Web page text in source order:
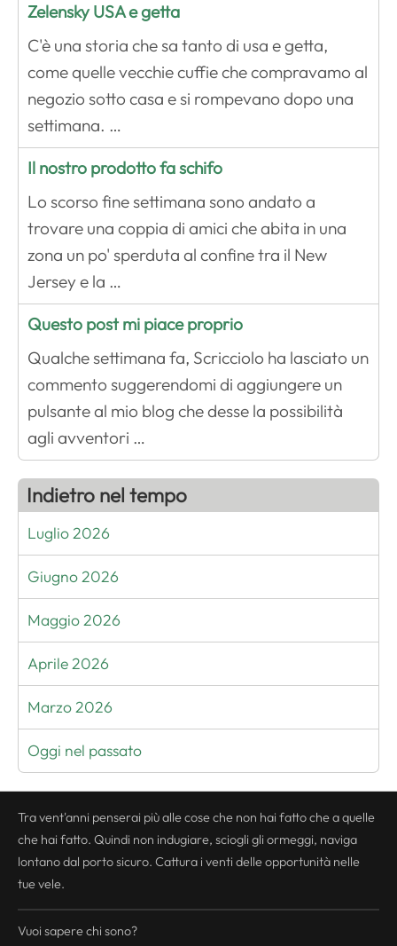
Zelensky USA e getta
C'è una storia che sa tanto di usa e getta,
come quelle vecchie cuffie che compravamo al
negozio sotto casa e si rompevano dopo una
settimana. …
Il nostro prodotto fa schifo
Lo scorso fine settimana sono andato a
trovare una coppia di amici che abita in una
zona un po' sperduta al confine tra il New
Jersey e la …
Questo post mi piace proprio
Qualche settimana fa, Scricciolo ha lasciato un
commento suggerendomi di aggiungere un
pulsante al mio blog che desse la possibilità
agli avventori …
Indietro nel tempo
Luglio 2026
Giugno 2026
Maggio 2026
Aprile 2026
Marzo 2026
Oggi nel passato
Tra vent'anni penserai più alle cose che non hai fatto che a quelle
che hai fatto. Quindi non indugiare, sciogli gli ormeggi, naviga
lontano dal porto sicuro. Cattura i venti delle opportunità nelle
tue vele.
Vuoi sapere chi sono?